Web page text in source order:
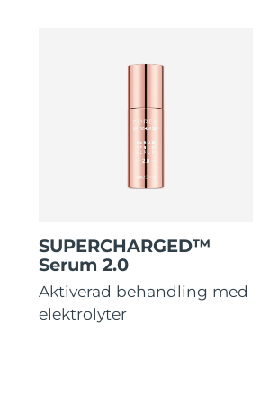
SUPERCHARGED™
Serum 2.0
Aktiverad behandling med
elektrolyter